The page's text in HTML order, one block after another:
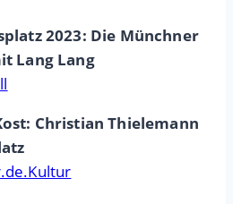
2023: Die Münchner
Lang Lang
Christian Thielemann